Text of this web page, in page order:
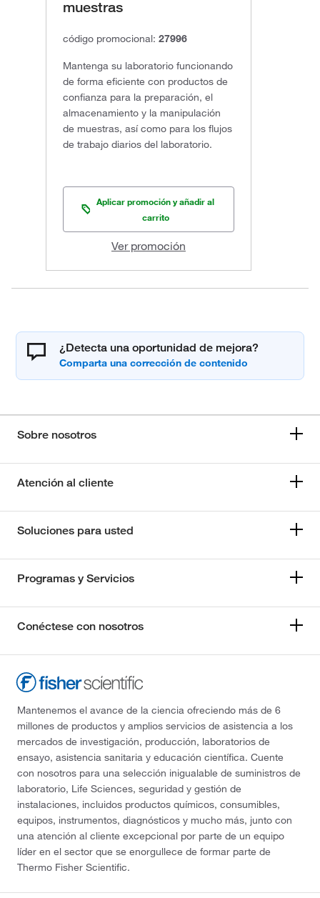
muestras
código promocional: 27996
Mantenga su laboratorio funcionando
de forma eficiente con productos de
confianza para la preparación, el
almacenamiento y la manipulación
de muestras, así como para los flujos
de trabajo diarios del laboratorio.
Aplicar promoción y añadir al
carrito
Ver promoción
¿Detecta una oportunidad de mejora?
Sobre nosotros
Atención al cliente
Soluciones para usted
Programas y Servicios
Conéctese con nosotros
Mantenemos el avance de la ciencia ofreciendo más de 6
millones de productos y amplios servicios de asistencia a los
mercados de investigación, producción, laboratorios de
ensayo, asistencia sanitaria y educación científica. Cuente
con nosotros para una selección inigualable de suministros de
laboratorio, Life Sciences, seguridad y gestión de
instalaciones, incluidos productos químicos, consumibles,
equipos, instrumentos, diagnósticos y mucho más, junto con
una atención al cliente excepcional por parte de un equipo
líder en el sector que se enorgullece de formar parte de
Thermo Fisher Scientific.